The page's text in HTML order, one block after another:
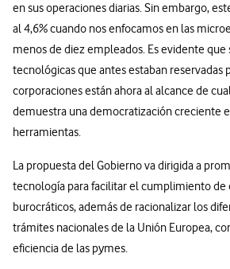
en sus operaciones diarias. Sin embargo,
al 4,6% cuando nos enfocamos en las
menos de diez empleados. Es evidente que
tecnológicas que antes estaban reservadas
corporaciones están ahora al alcance de
demuestra una democratización creciente
herramientas.
La propuesta del Gobierno va dirigida a
tecnología para facilitar el cumplimiento de
burocráticos, además de racionalizar los
trámites nacionales de la Unión Europea,
eficiencia de las pymes.